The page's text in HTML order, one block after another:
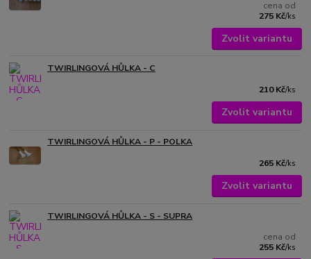
cena od
275 Kč/ks
Zvolit variantu
TWIRLINGOVÁ HŮLKA - C
210 Kč/ks
Zvolit variantu
TWIRLINGOVÁ HŮLKA - P - POLKA
265 Kč/ks
Zvolit variantu
TWIRLINGOVÁ HŮLKA - S - SUPRA
cena od
255 Kč/ks